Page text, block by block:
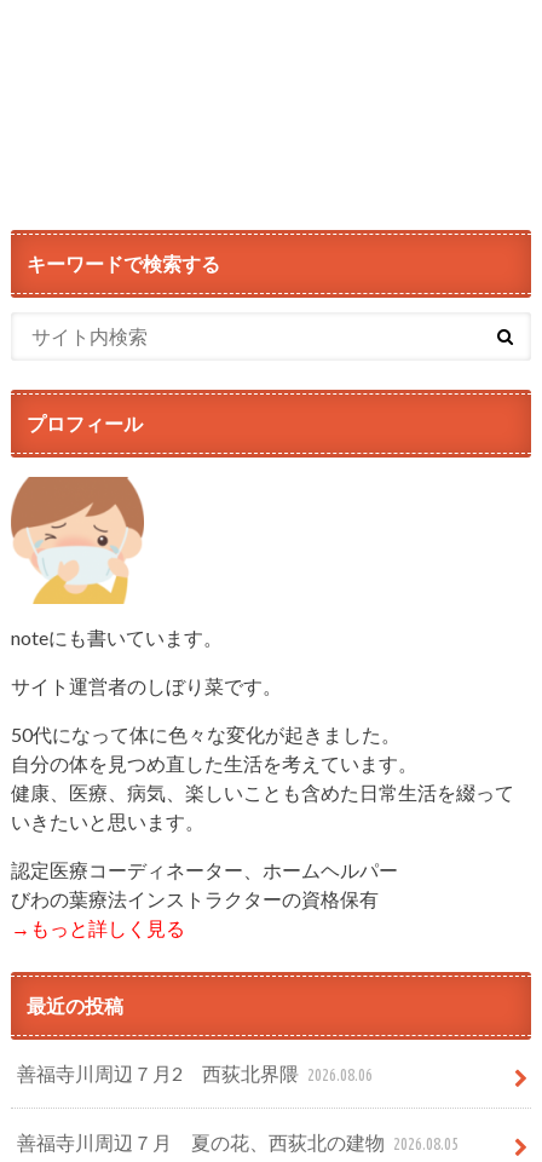
キーワードで検索する
プロフィール
noteにも書いています。
サイト運営者のしぼり菜です。
50代になって体に色々な変化が起きました。
自分の体を見つめ直した生活を考えています。
健康、医療、病気、楽しいことも含めた日常生活を綴って
いきたいと思います。
認定医療コーディネーター、ホームヘルパー
びわの葉療法インストラクターの資格保有
→もっと詳しく見る
最近の投稿
善福寺川周辺７月2 西荻北界隈 2026.08.06
善福寺川周辺７月 夏の花、西荻北の建物 2026.08.05